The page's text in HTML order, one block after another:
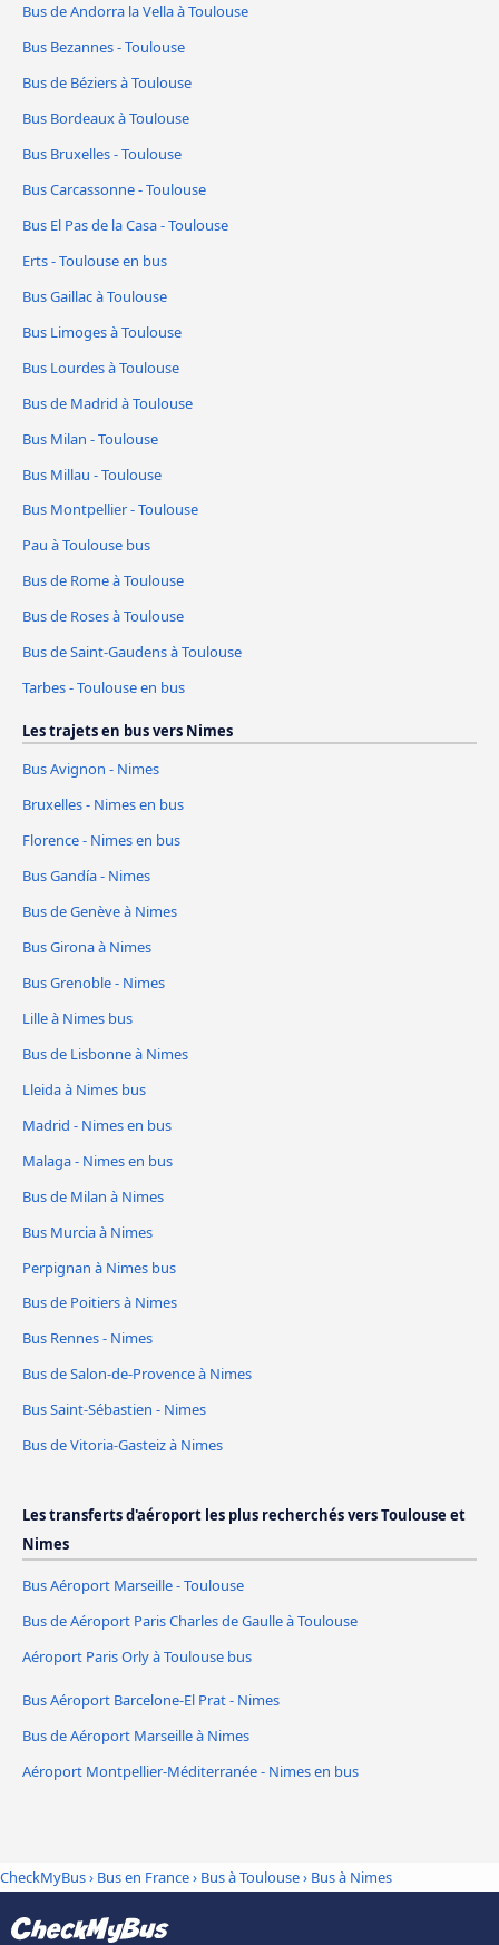
Bus de Andorra la Vella à Toulouse
Bus Bezannes - Toulouse
Bus de Béziers à Toulouse
Bus Bordeaux à Toulouse
Bus Bruxelles - Toulouse
Bus Carcassonne - Toulouse
Bus El Pas de la Casa - Toulouse
Erts - Toulouse en bus
Bus Gaillac à Toulouse
Bus Limoges à Toulouse
Bus Lourdes à Toulouse
Bus de Madrid à Toulouse
Bus Milan - Toulouse
Bus Millau - Toulouse
Bus Montpellier - Toulouse
Pau à Toulouse bus
Bus de Rome à Toulouse
Bus de Roses à Toulouse
Bus de Saint-Gaudens à Toulouse
Tarbes - Toulouse en bus
Les trajets en bus vers Nimes
Bus Avignon - Nimes
Bruxelles - Nimes en bus
Florence - Nimes en bus
Bus Gandía - Nimes
Bus de Genève à Nimes
Bus Girona à Nimes
Bus Grenoble - Nimes
Lille à Nimes bus
Bus de Lisbonne à Nimes
Lleida à Nimes bus
Madrid - Nimes en bus
Malaga - Nimes en bus
Bus de Milan à Nimes
Bus Murcia à Nimes
Perpignan à Nimes bus
Bus de Poitiers à Nimes
Bus Rennes - Nimes
Bus de Salon-de-Provence à Nimes
Bus Saint-Sébastien - Nimes
Bus de Vitoria-Gasteiz à Nimes
Les transferts d'aéroport les plus recherchés vers Toulouse et
Nimes
Bus Aéroport Marseille - Toulouse
Bus de Aéroport Paris Charles de Gaulle à Toulouse
Aéroport Paris Orly à Toulouse bus
Bus Aéroport Barcelone-El Prat - Nimes
Bus de Aéroport Marseille à Nimes
Aéroport Montpellier-Méditerranée - Nimes en bus
CheckMyBus› Bus en France› Bus à Toulouse› Bus à Nimes